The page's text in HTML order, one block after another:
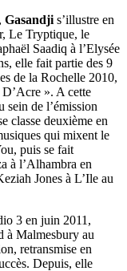
Gasandji s’illustre en
Le Tryptique, le
Saadiq à l’Elysée
elle fait partie des 9
de la Rochelle 2010,
D’Acre ». A cette
sein de l’émission
classe deuxième en
qui mixent le
puis se fait
à l’Alhambra en
Jones à L’Ile au
3 en juin 2011,
à Malmesbury au
retransmise en
Depuis, elle